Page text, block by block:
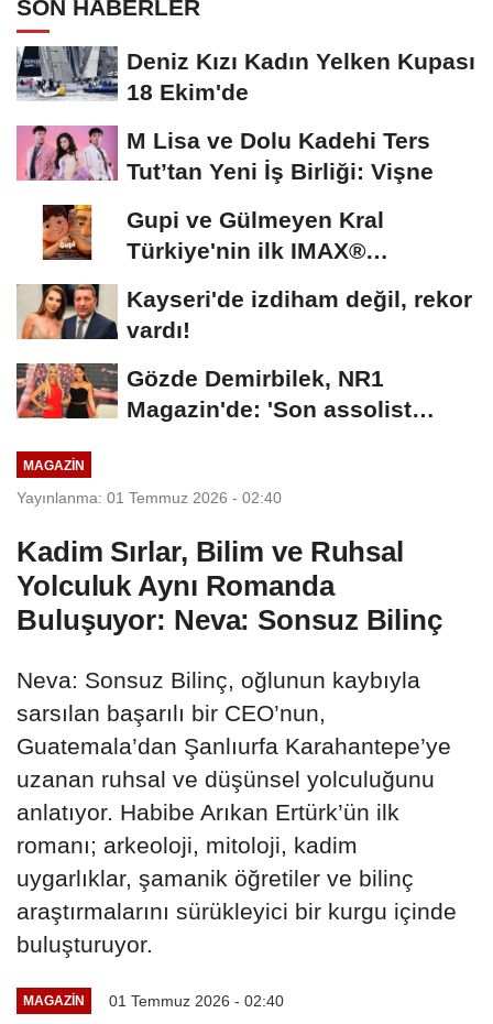
SON HABERLER
Deniz Kızı Kadın Yelken Kupası
18 Ekim'de
M Lisa ve Dolu Kadehi Ters
Tut’tan Yeni İş Birliği: Vişne
Gupi ve Gülmeyen Kral
Türkiye'nin ilk IMAX®
Kayseri'de izdiham değil, rekor
vardı!
Gözde Demirbilek, NR1
Magazin'de: 'Son assolist
MAGAZİN
Yayınlanma: 01 Temmuz 2026 - 02:40
Kadim Sırlar, Bilim ve Ruhsal
Yolculuk Aynı Romanda
Buluşuyor: Neva: Sonsuz Bilinç
Neva: Sonsuz Bilinç, oğlunun kaybıyla
sarsılan başarılı bir CEO’nun,
Guatemala’dan Şanlıurfa Karahantepe’ye
uzanan ruhsal ve düşünsel yolculuğunu
anlatıyor. Habibe Arıkan Ertürk’ün ilk
romanı; arkeoloji, mitoloji, kadim
uygarlıklar, şamanik öğretiler ve bilinç
araştırmalarını sürükleyici bir kurgu içinde
buluşturuyor.
MAGAZİN 01 Temmuz 2026 - 02:40